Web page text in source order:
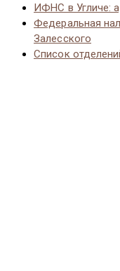
ИФНС в Угличе:
Федеральная
Залесского
Список